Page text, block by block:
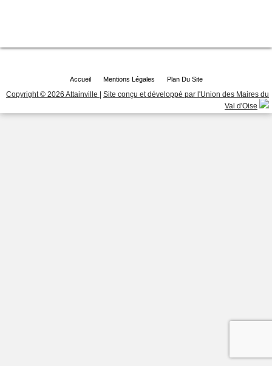
Accueil Mentions Légales Plan Du Site
Copyright © 2026 Attainville | Site conçu et développé par l'Union des Maires du
Val d'Oise